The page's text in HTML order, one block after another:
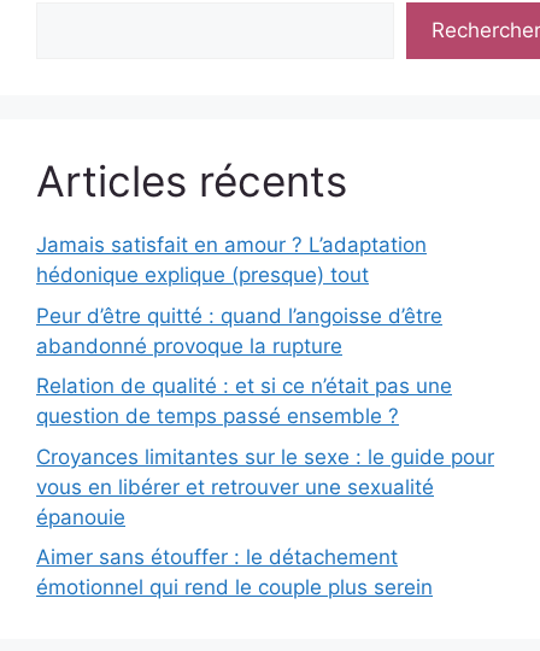
Rechercher
Articles récents
Jamais satisfait en amour ? L’adaptation
hédonique explique (presque) tout
Peur d’être quitté : quand l’angoisse d’être
abandonné provoque la rupture
Relation de qualité : et si ce n’était pas une
question de temps passé ensemble ?
Croyances limitantes sur le sexe : le guide pour
vous en libérer et retrouver une sexualité
épanouie
Aimer sans étouffer : le détachement
émotionnel qui rend le couple plus serein